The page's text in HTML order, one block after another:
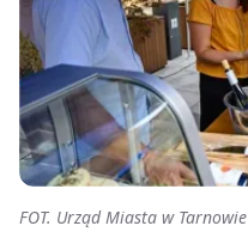
FOT. Urząd Miasta w Tarnowie